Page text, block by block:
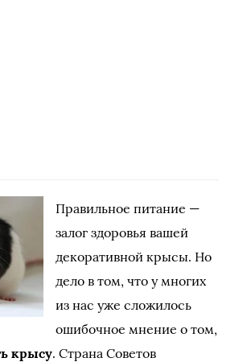
Правильное питание —
залог здоровья вашей
декоративной крысы. Но
дело в том, что у многих
из нас уже сложилось
ошибочное мнение о том,
крысу. Страна Советов